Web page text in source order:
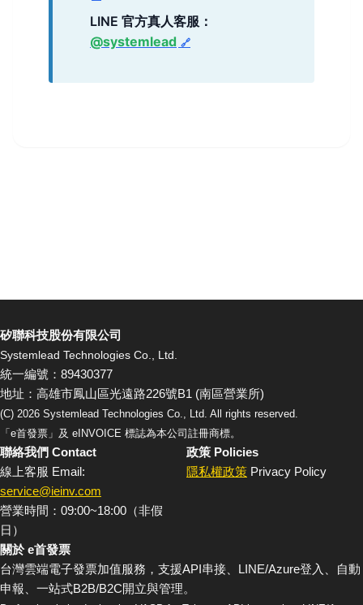
LINE 官方真人客服：
@systemlead
矽聯科技股份有限公司
Systemlead Technologies Co., Ltd.
統一編號：89430377
地址：高雄市鳳山區光遠路226號B1 (南區營業所)
(C) 2026 Systemlead Technologies Co., Ltd. All rights reserved.
「e首發票」及 eINVOICE 標誌為本公司註冊商標。
聯絡我們 Contact
線上客服 Email:
service@ieinv.com
營業時間：09:00~18:00（非假
日）
政策 Policies
隱私權政策 Privacy Policy
關於 e首發票
台灣雲端電子發票加值服務，支援API串接、LINE/Azure登入、自動
申報、一站式B2B/B2C開立與管理。